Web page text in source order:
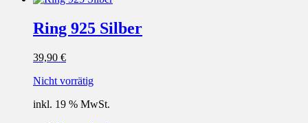
Ring 925 Silber
39,90 €
Nicht vorrätig
inkl. 19 % MwSt.